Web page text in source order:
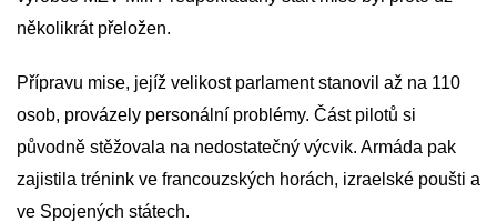
několikrát přeložen.
Přípravu mise, jejíž velikost parlament stanovil až na 110
osob, provázely personální problémy. Část pilotů si
původně stěžovala na nedostatečný výcvik. Armáda pak
zajistila trénink ve francouzských horách, izraelské poušti a
ve Spojených státech.